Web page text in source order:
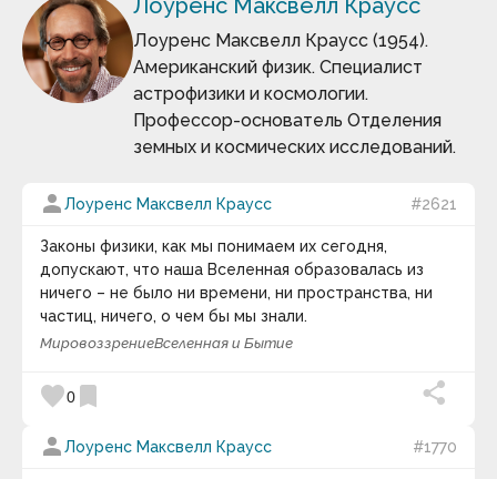
Фильмы и Сериалы
Пословицы и поговорки
Аамир Кхан
Абрахам Маслоу
Абу-ль-Фарадж бин Харун
Абуль-Фарадж ибн аль-Джаузи
Август Бебель
Август фон Платен
Авиценна
Авл Корнелий Цельс
Аврелий Августин
Адам Смит
Адам Франк
Адольф Грюнбаум
Азим Премджи
Алан Брэдли
Алан Гут
Алекс Фергюсен
Лоуренс Максвелл Краусс
Лоуренс Максвелл Краусс (1954).
Американский физик. Специалист
астрофизики и космологии.
Профессор-основатель Отделения
земных и космических исследований.
personЛоуренс Максвелл Краусс #2621
Законы физики, как мы понимаем их сегодня,
допускают, что наша Вселенная образовалась из
ничего – не было ни времени, ни пространства, ни
частиц, ничего, о чем бы мы знали.
МировоззрениеВселенная и Бытие
favorite0 bookmark
personЛоуренс Максвелл Краусс #1770
Цитата дня more_horiz
Джаред Даймонд
У истории действительно есть общие
но и увлекательное.
Термин дня
Нравственность— моральное качество
человека, некие правила, которыми
Мораль
самосознание
поведение.Социальные нормы